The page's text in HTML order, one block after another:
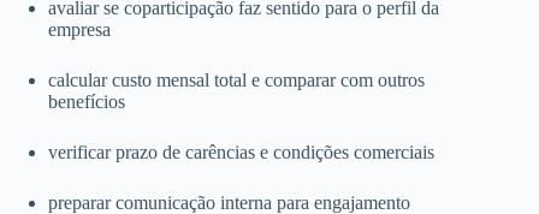
avaliar se coparticipação faz sentido para o perfil da
empresa
calcular custo mensal total e comparar com outros
benefícios
verificar prazo de carências e condições comerciais
preparar comunicação interna para engajamento